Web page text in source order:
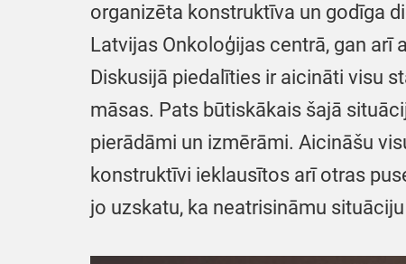
organizēta konstruktīva un godīga
Latvijas Onkoloģijas centrā, gan arī
Diskusijā piedalīties ir aicināti visu
māsas. Pats būtiskākais šajā
pierādāmi un izmērāmi. Aicināšu
konstruktīvi ieklausītos arī otras
jo uzskatu, ka neatrisināmu situāciju